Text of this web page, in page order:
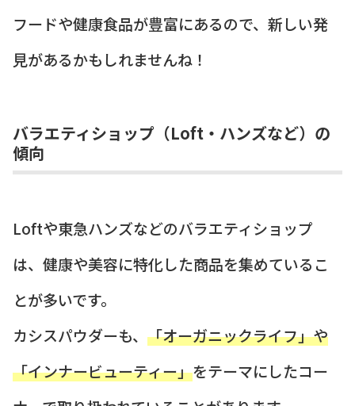
フードや健康食品が豊富にあるので、新しい発
見があるかもしれませんね！
バラエティショップ（Loft・ハンズなど）の
傾向
Loftや東急ハンズなどのバラエティショップ
は、健康や美容に特化した商品を集めているこ
とが多いです。
カシスパウダーも、 「オーガニックライフ」や
「インナービューティー」をテーマにしたコー